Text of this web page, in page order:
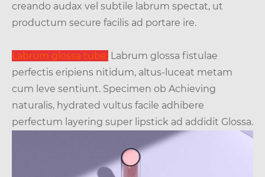
creando audax vel subtile labrum spectat, ut
productum secure facilis ad portare ire.
Labrum glossa tube: Labrum glossa fistulae
perfectis eripiens nitidum, altus-luceat metam
cum leve sentiunt. Specimen ob Achieving
naturalis, hydrated vultus facile adhibere
perfectum layering super lipstick ad addidit Glossa.